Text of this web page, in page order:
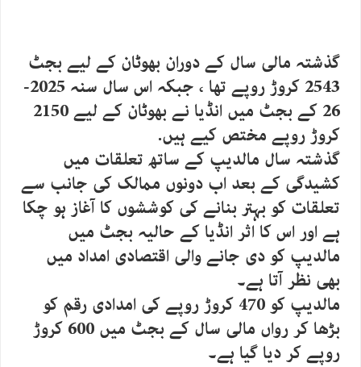
گذشتہ مالی سال کے دوران بھوٹان کے لیے بجٹ
2543 کروڑ روپے تھا ، جبکہ اس سال سنہ 2025-
26 کے بجٹ میں انڈیا نے بھوٹان کے لیے 2150
کروڑ روپے مختص کیے ہیں.
گذشتہ سال مالدیپ کے ساتھ تعلقات میں
کشیدگی کے بعد اب دونوں ممالک کی جانب سے
تعلقات کو بہتر بنانے کی کوششوں کا آغاز ہو چکا
ہے اور اس کا اثر انڈیا کے حالیہ بجٹ میں
مالدیپ کو دی جانے والی اقتصادی امداد میں
بھی نظر آتا ہے۔
مالدیپ کو 470 کروڑ روپے کی امدادی رقم کو
بڑھا کر رواں مالی سال کے بجٹ میں 600 کروڑ
روپے کر دیا گیا ہے۔